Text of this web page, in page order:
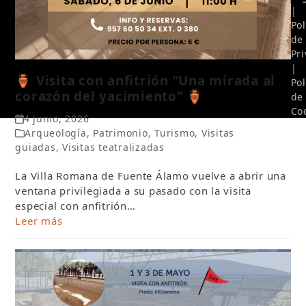
🏺 Visita con anfitrión “Una mirada al
corazón del yacimiento” 🏺
4 junio, 2026
Arqueología, Patrimonio,Turismo, Visitas
guiadas,Visitas teatralizadas
La Villa Romana de Fuente Álamo vuelve a abrir una
ventana privilegiada a su pasado con la visita
especial con anfitrión…
Leer más
|
de
|
de